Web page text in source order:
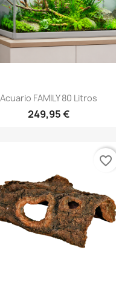
Acuario FAMILY 80 Litros
249,95 €
favorite_border